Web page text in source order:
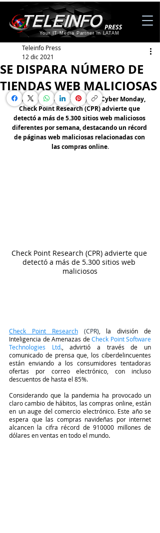
Your IT Media Partner in LATAM
SE DISPARA NÚMERO DE
TIENDAS WEB MALICIOSAS
Teleinfo Press
12 dic 2021
Después del Black Friday y el Cyber Monday,
Check Point Research (CPR) advierte que
detectó a más de 5.300 sitios web maliciosos
diferentes por semana, destacando un récord
de páginas web maliciosas relacionadas con
las compras online.
Check Point Research (CPR) advierte que
detectó a más de 5.300 sitios web
maliciosos
Check Point Research (CPR) , la división de
Inteligencia de Amenazas de Check Point Software
Technologies Ltd., advirtió a través de un
comunicado de prensa que, los ciberdelincuentes
están enviando a los consumidores tentadoras
ofertas por correo electrónico, con incluso
descuentos de hasta el 85%.
Considerando que la pandemia ha provocado un
claro cambio de hábitos, las compras online, están
en un auge del comercio electrónico. Este año se
espera que las compras navideñas por internet
alcancen la cifra récord de 910000 millones de
dólares en ventas en todoel mundo.